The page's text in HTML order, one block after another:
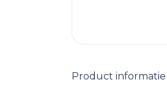
Product informatie